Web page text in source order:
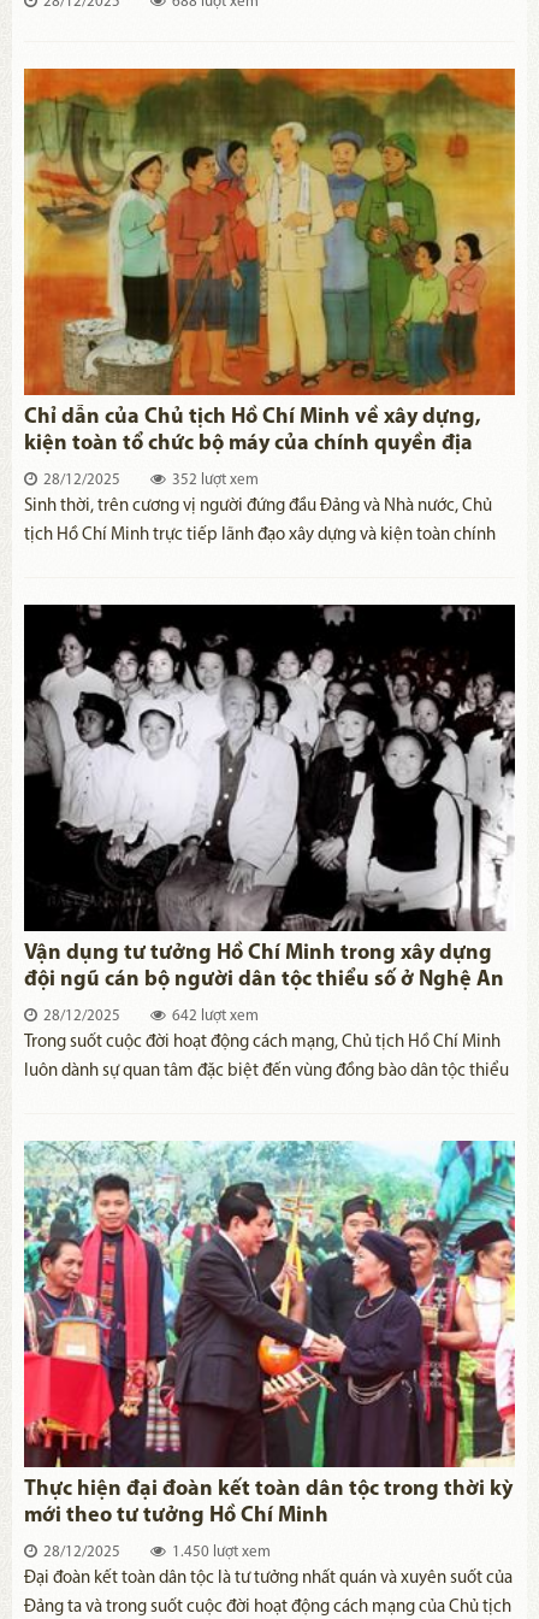
Chỉ dẫn của Chủ tịch Hồ Chí Minh về xây dựng,
kiện toàn tổ chức bộ máy của chính quyền địa
phương và ý nghĩa đối với công cuộc sắp xếp tổ
chức bộ máy của chính quyền địa phương hiện
nay
28/12/2025 352 lượt xem
Sinh thời, trên cương vị người đứng đầu Đảng và Nhà nước, Chủ
tịch Hồ Chí Minh trực tiếp lãnh đạo xây dựng và kiện toàn chính
lịch sử góp phần quan trọng làm nên thắng lợi của các cuộc cách
mạng, khẳng định giá trị to lớn của tư tưởng Hồ Chí Minh về xây
dựng, kiện toàn tổ chức bộ máy. Cuộc cách mạng về tinh gọn tổ
chức bộ máy của hệ thống chính trị hiện nay đang được soi đường
bởi chỉ dẫn toàn diện và sâu sắc theo tư tưởng của Chủ tịch Hồ Chí
Minh.
Vận dụng tư tưởng Hồ Chí Minh trong xây dựng
đội ngũ cán bộ người dân tộc thiểu số ở Nghệ An
28/12/2025 642 lượt xem
​Trong suốt cuộc đời hoạt động cách mạng, Chủ tịch Hồ Chí Minh
luôn dành sự quan tâm đặc biệt đến vùng đồng bào dân tộc thiểu
tộc thiểu số, Nghệ An đã quán triệt sâu sắc tư tưởng của Chủ tịch
Hồ Chí Minh, chú trọng phát triển đội ngũ cán bộ, góp phần xây
“gốc” vững bền để mọi công việc đều thắng lợi.
Thực hiện đại đoàn kết toàn dân tộc trong thời kỳ
mới theo tư tưởng Hồ Chí Minh
28/12/2025 1.450 lượt xem
Đại đoàn kết toàn dân tộc là tư tưởng nhất quán và xuyên suốt của
Đảng ta và trong suốt cuộc đời hoạt động cách mạng của Chủ tịch